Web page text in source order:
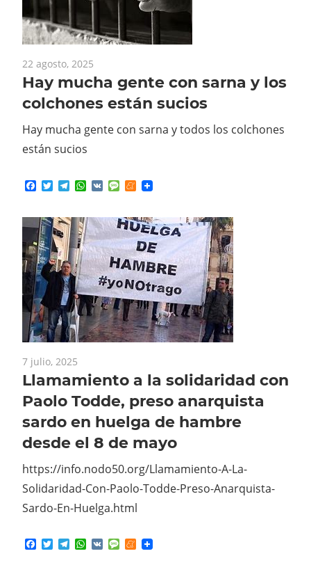
22 agosto, 2025
Hay mucha gente con sarna y los
colchones están sucios
Hay mucha gente con sarna y todos los colchones
están sucios
Facebook
TwitterTelegram
WhatsApp
VK MessageMeneame
7 julio, 2025
Llamamiento a la solidaridad con
Paolo Todde, preso anarquista
sardo en huelga de hambre
desde el 8 de mayo
https://info.nodo50.org/Llamamiento-A-La-
Solidaridad-Con-Paolo-Todde-Preso-Anarquista-
Sardo-En-Huelga.html
Facebook
TwitterTelegram
WhatsApp
VK MessageMeneame